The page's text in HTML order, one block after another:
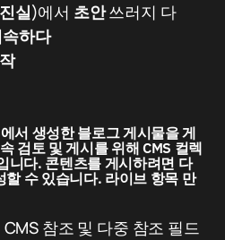
진실)에서 초안쓰러지 다
하다
서 생성한 블로그 게시물을 게
검토 및 게시를 위해 CMS 컬렉
니다. 콘텐츠를 게시하려면 다
할 수 있습니다. 라이브 항목 만
참조 및 다중 참조 필드